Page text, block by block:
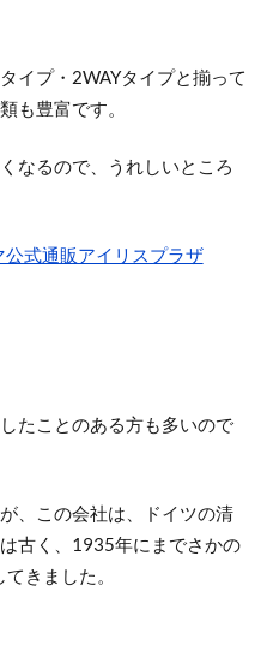
イプ・2WAYタイプと揃って
も豊富です。
なるので、うれしいところ
式通販アイリスプラザ
たことのある方も多いので
、この会社は、ドイツの清
古く、1935年にまでさかの
きました。